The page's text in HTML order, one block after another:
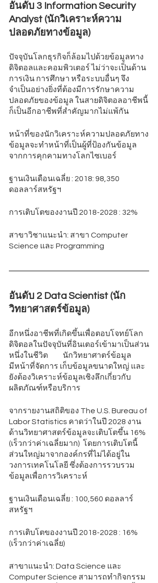
อันดับ 3 Information Security
Analyst (นักวิเคราะห์ความ
ปลอดภัยทางข้อมูล)
ปัจจุบันโลกธุรกิจก็ล้อมไปด้วยข้อมูลทาง
ดิจิตอลและคอมพิวเตอร์ ไม่ว่าจะเป็นด้าน
การเงิน การศึกษา หรือระบบอื่นๆ จึง
จำเป็นอย่างยิ่งที่ต้องมีการรักษาความ
ปลอดภัยของข้อมูล ในสายดิจิตอลอาชีพนี้
ก็เป็นอีกอาชีพที่สำคัญมากไม่แพ้กัน
หน้าที่ของนักวิเคราะห์ความปลอดภัยทาง
ข้อมูลจะทำหน้าที่เป็นผู้ที่ป้องกันข้อมูล
จากการคุกคามทางโลกไซเบอร์
ฐานเงินเดือนเฉลี่ย : 2018: 98,350
ดอลลาร์สหรัฐฯ
การเติบโตของงานปี 2018-2028 : 32%
สาขาวิชาแนะนำ: สาขา Computer
Science และ Programming
อันดับ 2 Data Scientist (นัก
วิทยาศาสตร์ข้อมูล)
อีกหนึ่งอาชีพที่เกิดขึ้นเพื่อตอบโจทย์โลก
ดิจิตอลในปัจจุบันที่อินเตอร์เข้ามาเป็นส่วน
หนึ่งในชีวิต          นักวิทยาศาตร์ข้อมูล
มีหน้าที่จัดการ เก็บข้อมูลขนาดใหญ่ และ
ยังต้องวิเคราะห์ข้อมูลเชิงลึกเกี่ยวกับ
ผลิตภัณฑ์หรือบริการ
จากรายงานสถิติของ The U.S. Bureau of
Labor Statistics คาดว่าในปี 2028 งาน
ด้านวิทยาศาสตร์ข้อมูลจะเติบโตขึ้น 16%
(เร็วกว่าค่าเฉลี่ยมาก)  โดยการเติบโตนี้
ส่วนใหญ่มาจากองค์กรที่ไม่ได้อยู่ใน
วงการเทคโนโลยี ซึ่งต้องการรวบรวม
ข้อมูลเพื่อการวิเคราะห์
ฐานเงินเดือนเฉลี่ย : 100,560 ดอลลาร์
สหรัฐฯ
การเติบโตของงานปี 2018-2028 : 16%
(เร็วกว่าค่าเฉลี่ย)
สาขาแนะนำ: Data Science และ
Computer Science สามารถทำกิจกรรม